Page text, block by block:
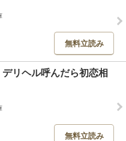
無料立読み
リヘル呼んだら初恋相
無料立読み